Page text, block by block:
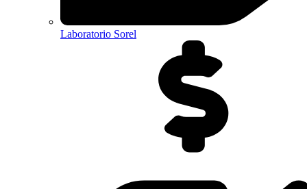
Laboratorio Sorel